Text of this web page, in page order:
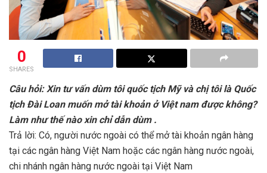
0
SHARES
Câu hỏi: Xin tư vấn dùm tôi quốc tịch Mỹ và chị tôi là Quốc
tịch Đài Loan muốn mở tài khoản ở Việt nam được không?
Làm như thế nào xin chỉ dẫn dùm .
Trả lời: Có, người nước ngoài có thể mở tài khoản ngân hàng
tại các ngân hàng Việt Nam hoặc các ngân hàng nước ngoài,
chi nhánh ngân hàng nước ngoài tại Việt Nam